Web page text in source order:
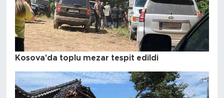
Kosova'da toplu mezar tespit edildi